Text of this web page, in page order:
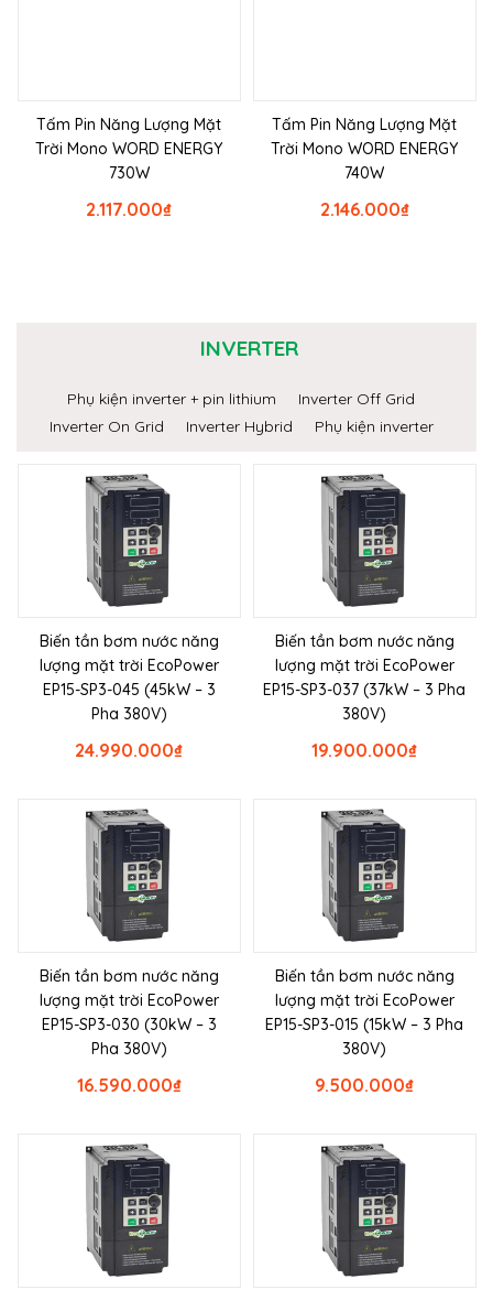
Tấm Pin Năng Lượng Mặt
Trời Mono WORD ENERGY
730W
₫
2.117.000
Tấm Pin Năng Lượng Mặt
Trời Mono WORD ENERGY
740W
₫
2.146.000
INVERTER
Phụ kiện inverter + pin lithium
Inverter Off Grid
Inverter On Grid
Inverter Hybrid Phụ kiện inverter
Biến tần bơm nước năng
lượng mặt trời EcoPower
EP15-SP3-045 (45kW – 3
Pha 380V)
₫
24.990.000
Biến tần bơm nước năng
lượng mặt trời EcoPower
EP15-SP3-037 (37kW – 3 Pha
380V)
₫
19.900.000
Biến tần bơm nước năng
lượng mặt trời EcoPower
EP15-SP3-030 (30kW – 3
Pha 380V)
₫
16.590.000
Biến tần bơm nước năng
lượng mặt trời EcoPower
EP15-SP3-015 (15kW – 3 Pha
380V)
₫
9.500.000